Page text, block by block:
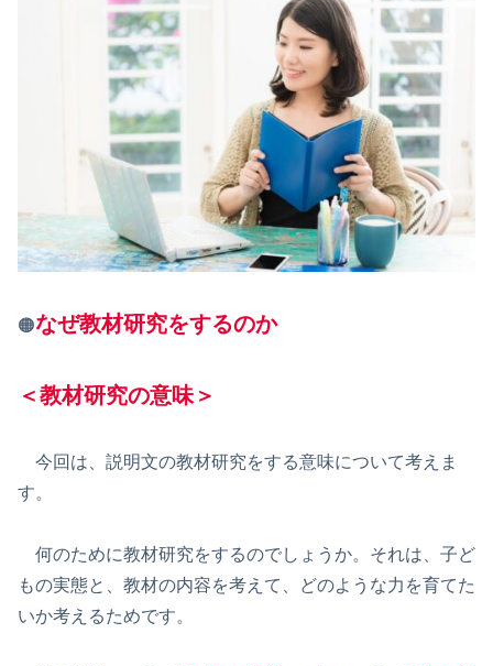
🟠なぜ教材研究をするのか
＜教材研究の意味＞
今回は、説明文の教材研究をする意味について考えま
す。
何のために教材研究をするのでしょうか。それは、子ど
もの実態と、教材の内容を考えて、どのような力を育てた
いか考えるためです。